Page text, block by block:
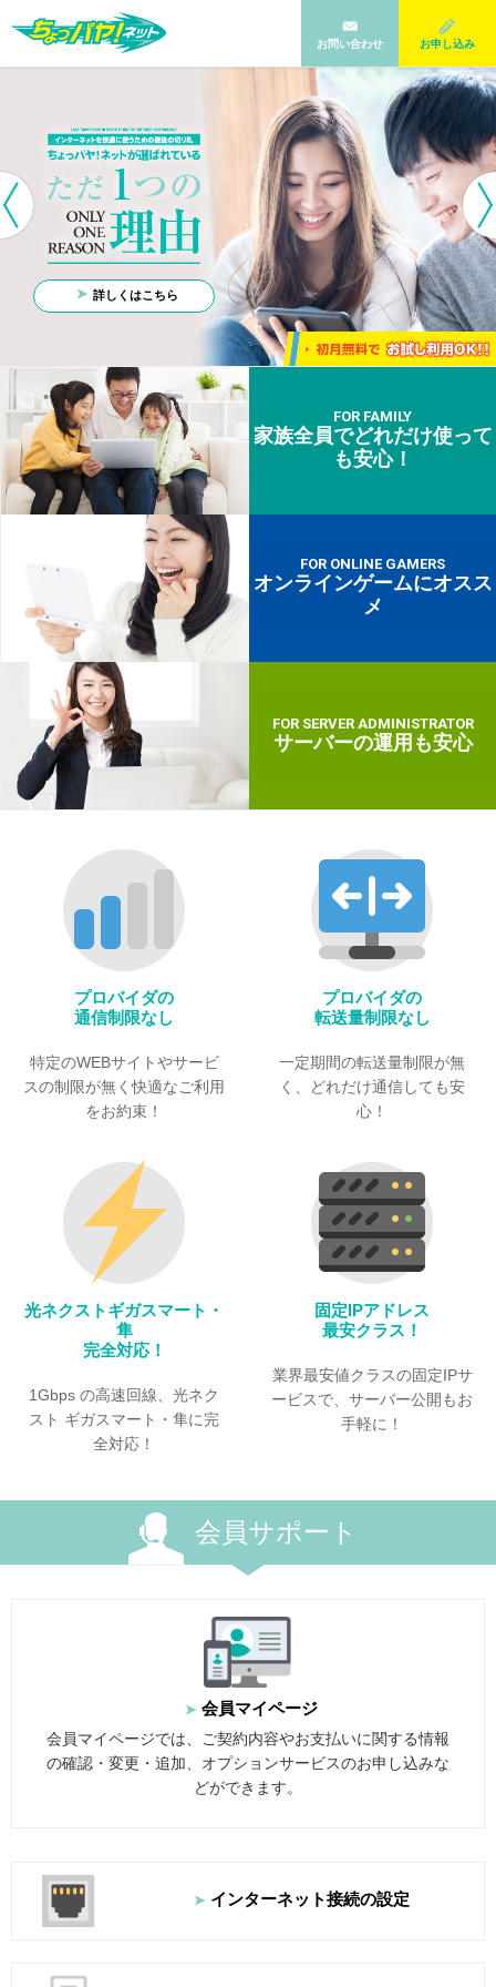
お問い合わせ お申し込み
詳しくはこちら
FOR FAMILY
家族全員でどれだけ使って
も安心！
FOR ONLINE GAMERS
オンラインゲームにオスス
メ
FOR SERVER ADMINISTRATOR
サーバーの運用も安心
プロバイダの
通信制限なし
特定のWEBサイトやサービ
スの制限が無く快適なご利用
をお約束！
プロバイダの
転送量制限なし
一定期間の転送量制限が無
く、
どれだけ通信しても安
心！
光ネクストギガスマート・
隼
完全対応！
1Gbps の高速回線、 光ネク
スト ギガスマート・隼に完
全対応！
固定IPアドレス
最安クラス！
業界最安値クラスの固定IPサ
ービスで、 サーバー公開もお
手軽に！
会員サポート
会員マイページ
会員マイページでは、ご契約内容やお支払いに関する情報
の確認・変更・追加、オプションサービスのお申し込みな
どができます。
インターネット接続の設定